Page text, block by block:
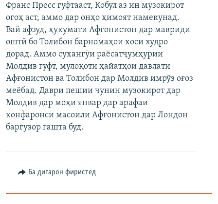
НИГОРИСТОН
ГУЗОРИШҲОИ РАДИОӢ
КИТОБҲОИ ОЗОДӢ
Русский
ПАЙГИРӢ КУНЕД
Ҳамаи сомонаҳои RFE/RL
Франс Пресс гуфтааст, Кобул аз ин музокирот
огоҳ аст, аммо дар онҳо ҳимоят намекунад.
Вай афзуд, ҳукумати Афғонистон дар мавриди
оштӣ бо Толибон барномаҳои хоси худро
дорад. Аммо сухангӯи раёсатҷумҳурии
Молдив гуфт, мулоқоти ҳайатҳои давлати
Афғонистон ва Толибон дар Молдив имрӯз оғоз
меёбад. Даври пешии чунин музокирот дар
Молдив дар моҳи январ дар арафаи
конфаронси масоили Афғонистон дар Лондон
баргузор гашта буд.
Ба дигарон фиристед